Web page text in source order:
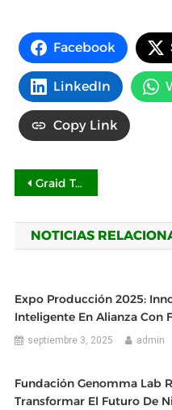
Facebook
LinkedIn
Copy Link
Navegación
de
entradas
Graid Technology lanza VROC™ by Graid Technology con el respaldo de fabricantes OEM de primer nivel
NOTICIAS
Expo Producción 2025:
Inteligente En Alianza Con
septiembre 3, 2025 admin
Fundación Genomma Lab
Transformar El Futuro De